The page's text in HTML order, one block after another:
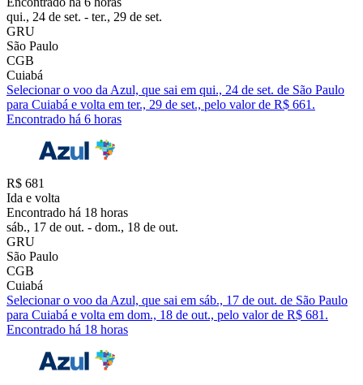
qui., 24 de set. - ter., 29 de set.
GRU
São Paulo
CGB
Cuiabá
Selecionar o voo da Azul, que sai em qui., 24 de set. de São Paulo
para Cuiabá e volta em ter., 29 de set., pelo valor de R$ 661.
Encontrado há 6 horas
R$ 681
Ida e volta
Encontrado há 18 horas
sáb., 17 de out. - dom., 18 de out.
GRU
São Paulo
CGB
Cuiabá
Selecionar o voo da Azul, que sai em sáb., 17 de out. de São Paulo
para Cuiabá e volta em dom., 18 de out., pelo valor de R$ 681.
Encontrado há 18 horas